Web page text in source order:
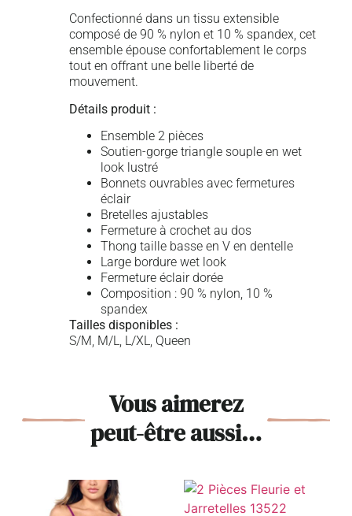
Confectionné dans un tissu extensible
composé de 90 % nylon et 10 % spandex, cet
ensemble épouse confortablement le corps
tout en offrant une belle liberté de
mouvement.
Détails produit :
Ensemble 2 pièces
Soutien-gorge triangle souple en wet
look lustré
Bonnets ouvrables avec fermetures
éclair
Bretelles ajustables
Fermeture à crochet au dos
Thong taille basse en V en dentelle
Large bordure wet look
Fermeture éclair dorée
Composition : 90 % nylon, 10 %
spandex
Tailles disponibles :
S/M, M/L, L/XL, Queen
Vous aimerez
peut-être aussi…